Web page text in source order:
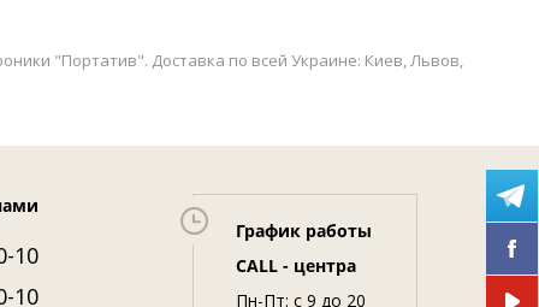
"Портатив". Доставка по всей Украине: Киев, Львов,
10
10
График работы
CALL - центра
Пн-Пт: c 9 до 20